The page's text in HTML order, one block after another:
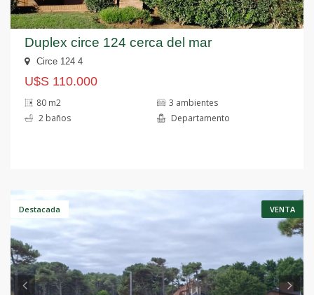
Duplex circe 124 cerca del mar
Circe 124 4
U$S 110.000
80 m2
3 ambientes
2 baños
Departamento
Destacada VENTA
Anterior